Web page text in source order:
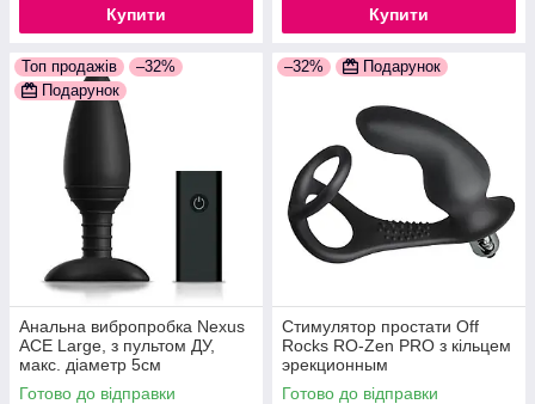
Купити Купити
Топ продажів
–32%
Подарунок
Анальна вибропробка Nexus
ACE Large, з пультом ДУ,
макс. діаметр 5см
777Store.com.ua
Готово до відправки
–32% Подарунок
Стимулятор простати Off
Rocks RO-Zen PRO з кільцем
эрекционным
777Store.com.ua
Готово до відправки